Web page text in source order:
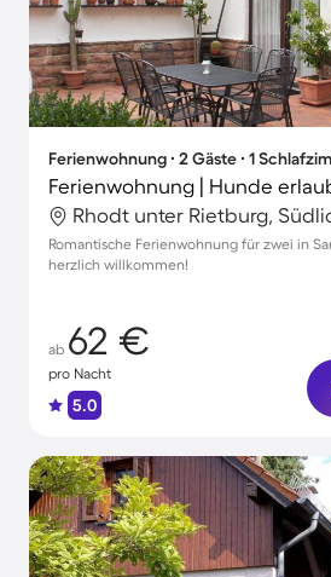
Ferienwohnung ∙ 2 Gäste ∙ 1
Ferienwohnung | Hunde
Romantische Ferienwohnung für zwei in
herzlich willkommen!
ab 62 €
pro Nacht
5.0